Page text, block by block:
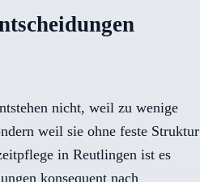
nicht, weil zu wenige
weil sie ohne feste Struktur
in Reutlingen ist es
konsequent nach